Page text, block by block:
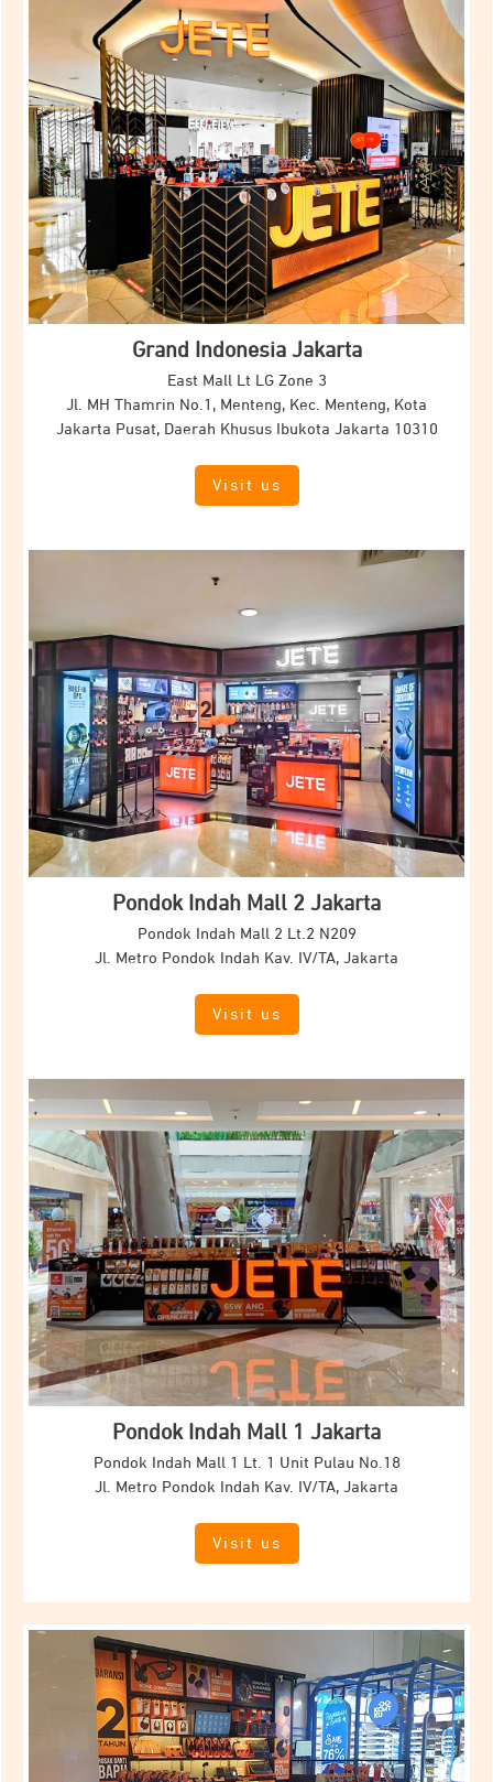
Grand Indonesia Jakarta
East Mall Lt LG Zone 3
Jl. MH Thamrin No.1, Menteng, Kec. Menteng, Kota
Jakarta Pusat, Daerah Khusus Ibukota Jakarta 10310
Visit us
Pondok Indah Mall 2 Jakarta
Pondok Indah Mall 2 Lt.2 N209
Jl. Metro Pondok Indah Kav. IV/TA, Jakarta
Visit us
Pondok Indah Mall 1 Jakarta
Pondok Indah Mall 1 Lt. 1 Unit Pulau No.18
Jl. Metro Pondok Indah Kav. IV/TA, Jakarta
Visit us